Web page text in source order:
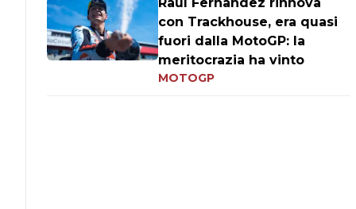
con Trackhouse, era quasi
fuori dalla MotoGP: la
meritocrazia ha vinto
MOTOGP